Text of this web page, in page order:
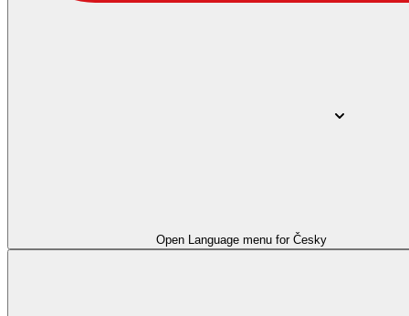
Open Language menu for Česky